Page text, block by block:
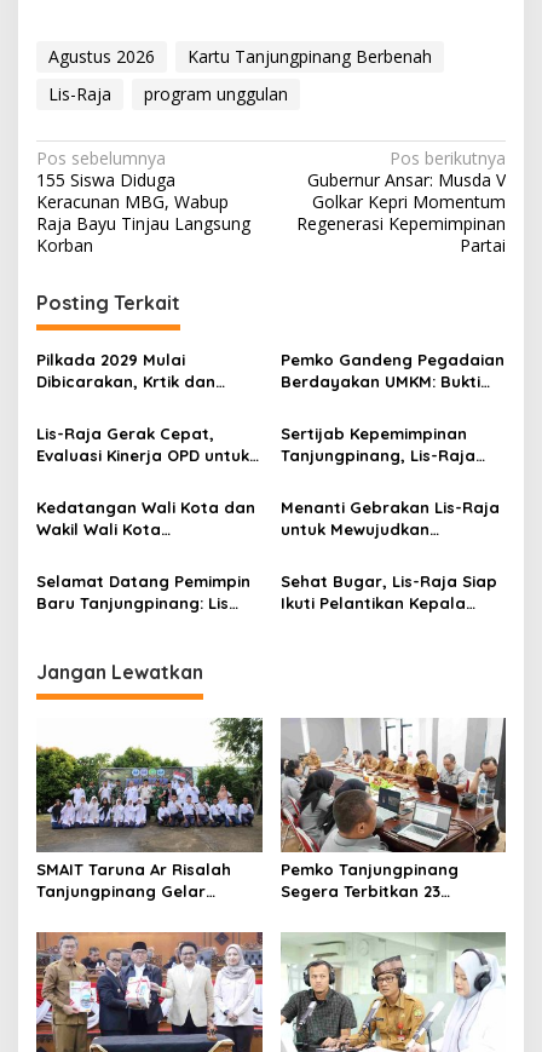
Agustus 2026
Kartu Tanjungpinang Berbenah
Lis-Raja
program unggulan
N
a
v
i
g
a
s
i
p
o
s
Pos sebelumnya
155 Siswa Diduga
Keracunan MBG, Wabup
Raja Bayu Tinjau Langsung
Korban
Pos berikutnya
Gubernur Ansar: Musda V
Golkar Kepri Momentum
Regenerasi Kepemimpinan
Partai
Posting Terkait
Pilkada 2029 Mulai
Dibicarakan, Krtik dan
Tanjungpinang
Pemko Gandeng Pegadaian
Berdayakan UMKM: Bukti
Kecil
Lis-Raja Gerak Cepat,
Evaluasi Kinerja OPD untuk
Daerah
Sertijab Kepemimpinan
Tanjungpinang, Lis-Raja
Tanjungpinang Sejahtera
Kedatangan Wali Kota dan
Wakil Wali Kota
Disambut Hangat
Menanti Gebrakan Lis-Raja
untuk Mewujudkan
Sejahtera
Selamat Datang Pemimpin
Baru Tanjungpinang: Lis
Sehat Bugar, Lis-Raja Siap
Ikuti Pelantikan Kepala
Jangan Lewatkan
SMAIT Taruna Ar Risalah
Tanjungpinang Gelar
Tanamkan Disiplin dan Jiwa
Kepemimpinan
Pemko Tanjungpinang
Segera Terbitkan 23